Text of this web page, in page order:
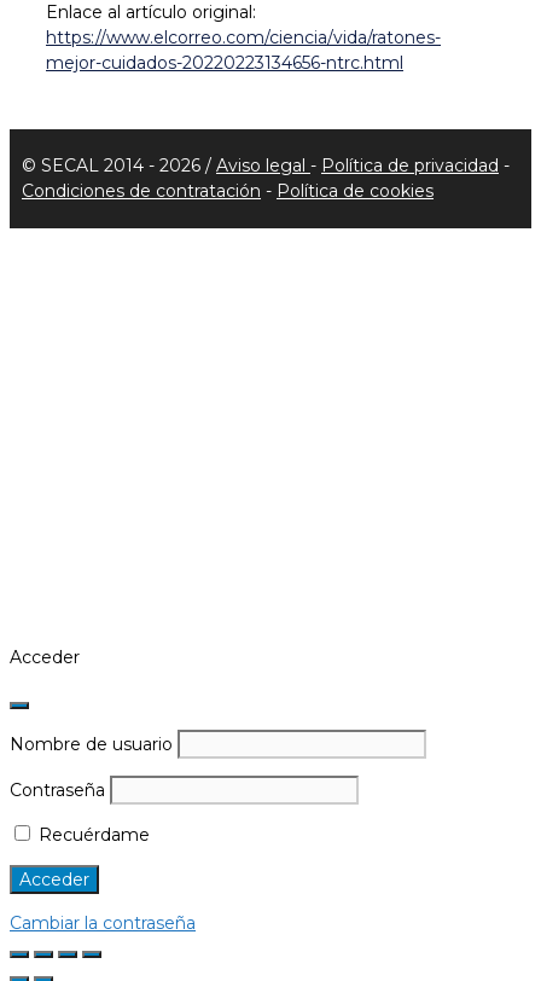
Enlace al artículo original:
https://www.elcorreo.com/ciencia/vida/ratones-
mejor-cuidados-20220223134656-ntrc.html
© SECAL 2014 - 2026 / Aviso legal - Política de privacidad -
Condiciones de contratación - Política de cookies
Acceder
Nombre de usuario
Contraseña
Recuérdame
Cambiar la contraseña